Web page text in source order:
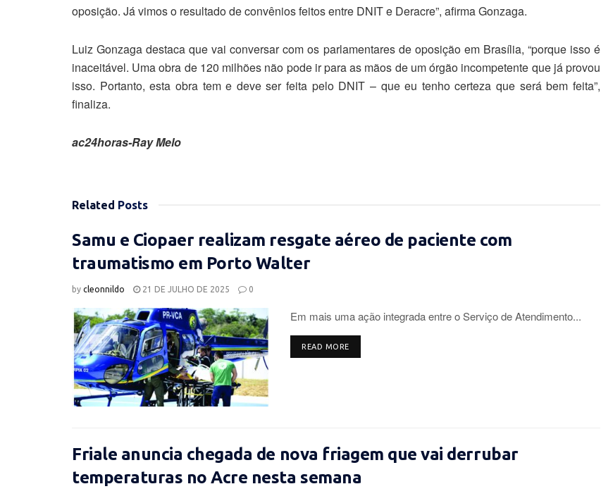
oposição. Já vimos o resultado de convênios feitos entre DNIT e Deracre”, afirma Gonzaga.
Luiz Gonzaga destaca que vai conversar com os parlamentares de oposição em Brasília, “porque isso é
inaceitável. Uma obra de 120 milhões não pode ir para as mãos de um órgão incompetente que já provou
isso. Portanto, esta obra tem e deve ser feita pelo DNIT – que eu tenho certeza que será bem feita”,
finaliza.
ac24horas-Ray Melo
Related Posts
Samu e Ciopaer realizam resgate aéreo de paciente com
traumatismo em Porto Walter
by cleonnildo 21 DE JULHO DE 2025 0
Em mais uma ação integrada entre o Serviço de Atendimento...
READ MOREDETAILS
Friale anuncia chegada de nova friagem que vai derrubar
temperaturas no Acre nesta semana